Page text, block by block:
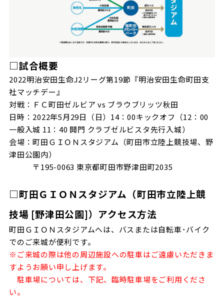
□試合概要
2022明治安田生命J2リーグ第19節『明治安田生命町田支
社マッチデー』
対戦：ＦＣ町田ゼルビア vs ブラウブリッツ秋田
日時：2022年5月29日（日）14：00キックオフ（12：00
一般入城 11：40 開門 クラブゼルビスタ先行入城）
会場：町田ＧＩＯＮスタジアム（町田市立陸上競技場、野
津田公園内）
〒195-0063 東京都町田市野津田町2035
□町田ＧＩＯＮスタジアム（町田市立陸上競
技場 [野津田公園]）アクセス方法
町田ＧＩＯＮスタジアムへは、バスまたは自転車･バイク
でのご来城が便利です。
※ご来城の際は他の周辺施設への駐車はご遠慮いただきま
すようお願い申し上げます。
駐車場については、下記、臨時駐車場をご利用くださ
い。